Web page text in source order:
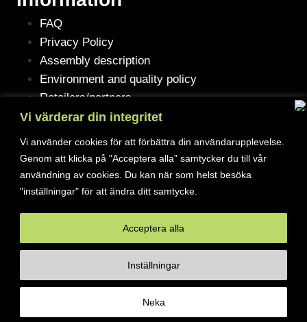
Vi värderar din integritet
Vi använder cookies för att förbättra din användarupplevelse.
Genom att klicka på "Acceptera alla" samtycker du till vår
användning av cookies. Du kan när som helst besöka
"inställningar" för att ändra ditt samtycke.
Inställningar
Neka
Acceptera alla
FAQ
Privacy Policy
Assembly description
Environment and quality policy
Retailers/partners
Customer service
Terms of purchase
Contact Us
Reclaim/right of withdrawal